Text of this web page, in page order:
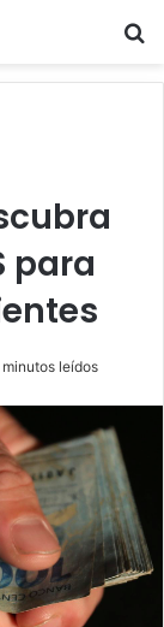
para
minutos leídos